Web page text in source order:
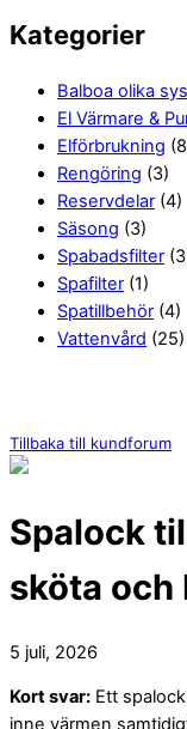
Kategorier
Balboa olika
El Värmare &
Elförbrukning
Rengöring (3)
Reservdelar (4)
Säsong (3)
Spabadsfilter
Spafilter (1)
Spatillbehör (4)
Vattenvård (25)
Tillbaka till kundforum
Spalock
sköta och
5 juli, 2026
Kort svar: Ett
inne värmen